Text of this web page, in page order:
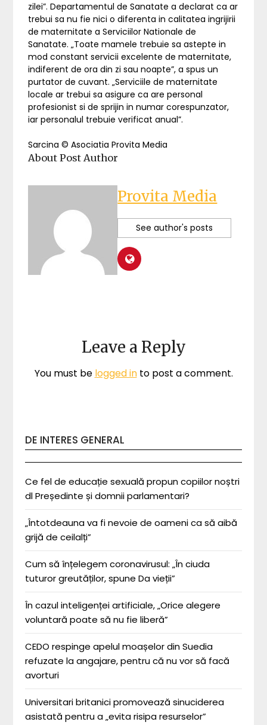
zilei”. Departamentul de Sanatate a declarat ca ar
trebui sa nu fie nici o diferenta in calitatea ingrijirii
de maternitate a Serviciilor Nationale de
Sanatate. „Toate mamele trebuie sa astepte in
mod constant servicii excelente de maternitate,
indiferent de ora din zi sau noapte”, a spus un
purtator de cuvant. „Serviciile de maternitate
locale ar trebui sa asigure ca are personal
profesionist si de sprijin in numar corespunzator,
iar personalul trebuie verificat anual”.
Sarcina © Asociatia Provita Media
About Post Author
Provita Media
See author's posts
Leave a Reply
You must be logged into post a comment.
DE INTERES GENERAL
Ce fel de educație sexuală propun copiilor noștri
dl Președinte și domnii parlamentari?
„Întotdeauna va fi nevoie de oameni ca să aibă
grijă de ceilalți”
Cum să înțelegem coronavirusul: „În ciuda
tuturor greutăților, spune Da vieții”
În cazul inteligenței artificiale, „Orice alegere
voluntară poate să nu fie liberă”
CEDO respinge apelul moașelor din Suedia
refuzate la angajare, pentru că nu vor să facă
avorturi
Universitari britanici promovează sinuciderea
asistată pentru a „evita risipa resurselor”